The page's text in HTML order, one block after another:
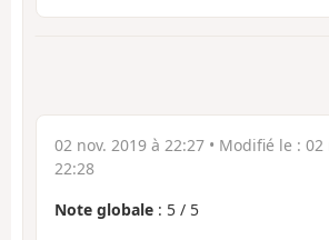
02 nov. 2019 à 22:27 • Modifié le : 02
22:28
Note globale : 5 / 5